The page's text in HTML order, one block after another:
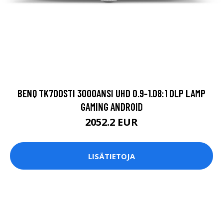
BENQ TK700STI 3000ANSI UHD 0.9-1.08:1 DLP LAMP
GAMING ANDROID
2052.2 EUR
LISÄTIETOJA